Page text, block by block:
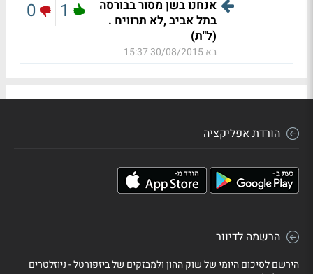
אנחנו בשן מסור בבורסה
בתל אביב ,לא תרוויח .
(ל"ת)
בא30/08/2015 15:37
1
0
הורדת אפליקציה
הרשמה לדיוור
הירשם לסיכום היומי של שוק ההון ולמבזקים של ביזפורטל - ניוזלטרים